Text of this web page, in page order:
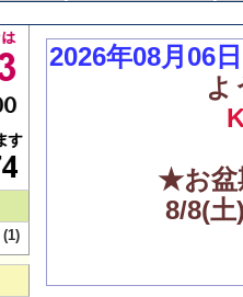
2026年08月06
よ
★お盆
8/8(
(1)